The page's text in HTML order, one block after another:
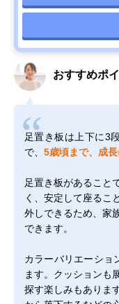
おすすめポ
足置き板は上下に3
で、 5歳頃まで、成
足置き板があること
く、安定して座るこ
外しできるため、家
できます。
カラーバリエーショ
ます。クッションも
探す楽しみもありま